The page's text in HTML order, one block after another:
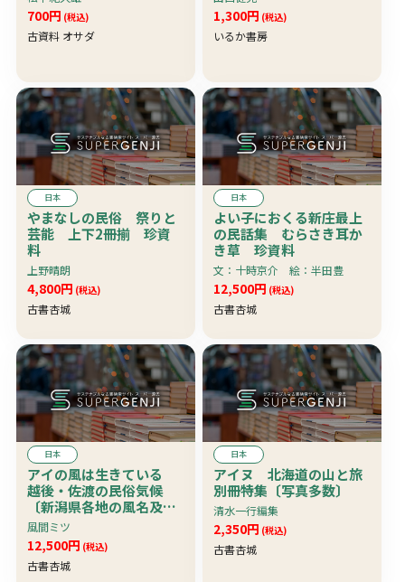
700円 (税込)
古資料 オサダ
1,300円 (税込)
いるか書房
日本
やまなしの民俗 祭りと
芸能 上下2冊揃 珍資
料
上野晴朗
4,800円 (税込)
古書杏城
日本
よい子におくる新庄最上
の民話集 むらさき耳か
き草 珍資料
文：十時京介 絵：半田豊
12,500円 (税込)
古書杏城
日本
アイの風は生きている
越後・佐渡の民俗気候
〔新潟県各地の風名及び
天候予知の俚諺を網
羅〕 珍資料
風間ミツ
12,500円 (税込)
古書杏城
日本
アイヌ 北海道の山と旅
別冊特集〔写真多数〕
清水一行編集
2,350円 (税込)
古書杏城